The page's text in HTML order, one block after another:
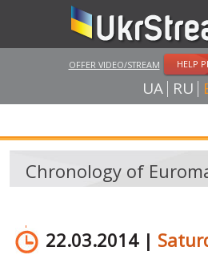
OFFER VIDEO/STREAM HELP
UA RU
MAIN
RUSSIA-UKRAINE WAR
Chronology of
22.03.2014 |